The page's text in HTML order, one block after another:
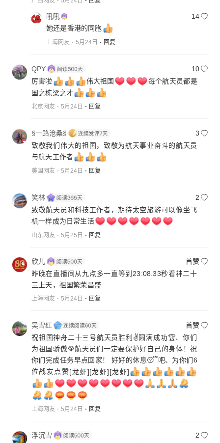
吼吼
14
她还是香港的同胞
上海网友 5月24日 回复
QPY
10
厉害啦
伟大祖国
每个航天员都是
国之栋梁之才
北京网友 5月24日 回复
§一路沧桑§
3
致敬我们伟大的祖国，致敬为航天事业奋斗的航天员
与航天工作者
美国网友 5月24日 回复
笑林
2
致敬航天员和科技工作者，期待太空旅游可以像坐飞
机一样成为日常生活
山东网友 5月25日 回复
欣儿
首赞
昨晚在直播间从九点多一直等到23:08.33秒看神二十
三上天，祖国繁荣昌盛
上海网友 5月24日 回复
吴雪红
首赞
祝祖国神舟二十三号航天员胜利✌️圆满成功🏆、你们
为祖国骄傲🦚航天员们一定要保护好自己的身体！祝
你们完成任务早点回家！ 好好的休息😴吧、为你们6
位战友点赞[龙虾][龙虾][龙虾]
上海网友 5月24日 回复
浮沉雪
2